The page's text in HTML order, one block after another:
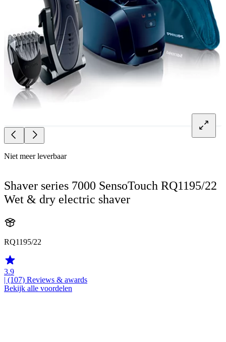
Niet meer leverbaar
Shaver series 7000 SensoTouch RQ1195/22
Wet & dry electric shaver
RQ1195/22
3.9
| (107) Reviews & awards
Bekijk alle voordelen